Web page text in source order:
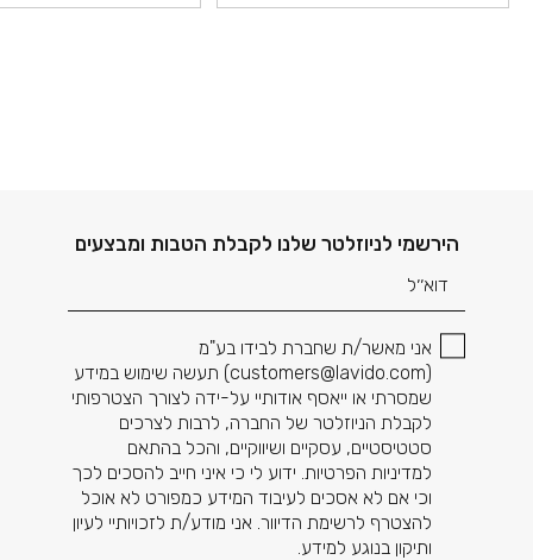
הירשמי לניוזלטר שלנו לקבלת הטבות ומבצעים
דוא׳׳ל
אני מאשר/ת שחברת לבידו בע"מ
(
customers@lavido.com) תעשה שימוש במידע
שמסרתי או ייאסף אודותיי על-ידה לצורך הצטרפותי
לקבלת הניוזלטר של החברה, לרבות לצרכים
סטטיסטיים, עסקיים ושיווקיים, והכל בהתאם
למדיניות הפרטיות. ידוע לי כי איני חייב להסכים לכך
וכי אם לא אסכים לעיבוד המידע כמפורט לא אוכל
להצטרף לרשימת הדיוור. אני מודע/ת לזכויותיי לעיון
ותיקון בנוגע למידע.